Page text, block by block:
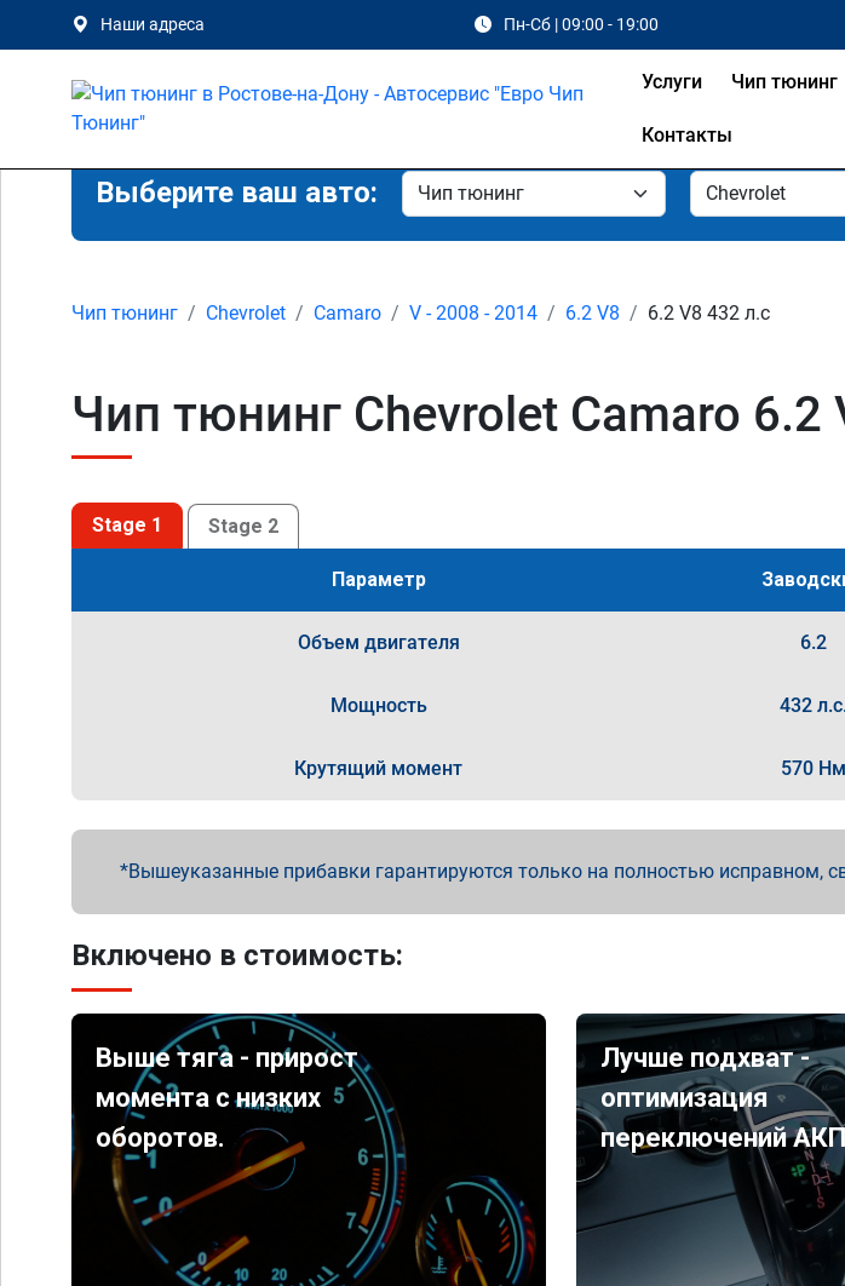
Наши адреса Пн-Сб | 09:00 - 19:00
Услуги Чип тюнинг
Контакты
Выберите ваш авто:
Чип тюнинг Chevrolet Camaro V - 2008 - 2014 6.2 V8 6.2 V8 432 л.с
Чип тюнинг Chevrolet Camaro
Stage 1 Stage 2
Параметр
Объем двигателя 6.2
Мощность 432
Крутящий момент 570 Нм
Вышеуказанные прибавки гарантируются только на полностью исправном,
Включено в стоимость:
Выше тяга - прирост
момента с низких
оборотов.
Лучше подхват -
оптимизация
переключений